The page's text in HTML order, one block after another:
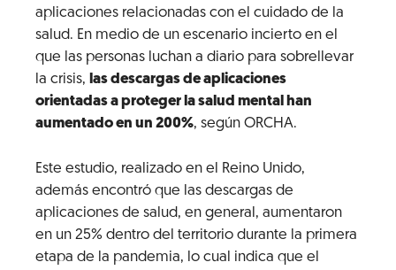
aplicaciones relacionadas con el cuidado de la
salud. En medio de un escenario incierto en el
que las personas luchan a diario para sobrellevar
la crisis, las descargas de aplicaciones
orientadas a proteger la salud mental han
aumentado en un 200%, según ORCHA.
Este estudio, realizado en el Reino Unido,
además encontró que las descargas de
aplicaciones de salud, en general, aumentaron
en un 25% dentro del territorio durante la primera
etapa de la pandemia, lo cual indica que el